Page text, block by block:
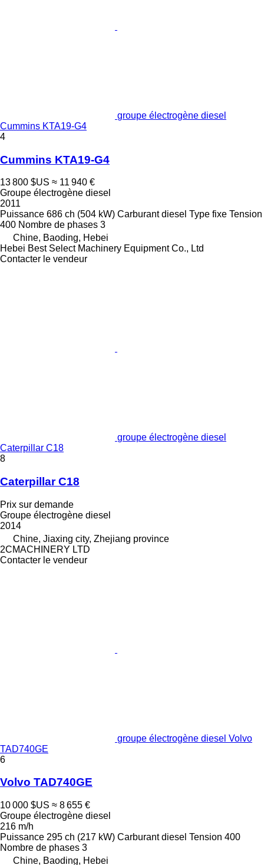
groupe électrogène diesel
Cummins KTA19-G4
4
Cummins KTA19-G4
13 800 $US ≈ 11 940 €
Groupe électrogène diesel
2011
Puissance 686 ch (504 kW) Carburant diesel Type fixe Tension
400 Nombre de phases 3
Chine, Baoding, Hebei
Hebei Best Select Machinery Equipment Co., Ltd
Contacter le vendeur
groupe électrogène diesel
Caterpillar C18
8
Caterpillar C18
Prix sur demande
Groupe électrogène diesel
2014
Chine, Jiaxing city, Zhejiang province
2CMACHINERY LTD
Contacter le vendeur
groupe électrogène diesel Volvo
TAD740GE
6
Volvo TAD740GE
10 000 $US ≈ 8 655 €
Groupe électrogène diesel
216 m/h
Puissance 295 ch (217 kW) Carburant diesel Tension 400
Nombre de phases 3
Chine, Baoding, Hebei